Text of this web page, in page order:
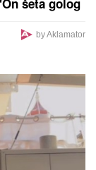
besplatan:
dobijete